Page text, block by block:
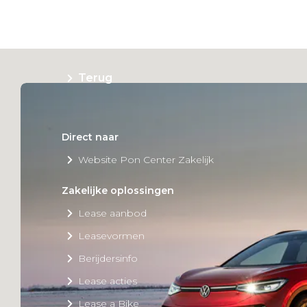
Terug
Direct naar
Website Pon Center Zakelijk
Zakelijke oplossingen
Lease aanbod
Leasevormen
Berijdersinfo
Lease acties
Lease a Bike